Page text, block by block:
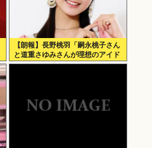
【朗報】長野桃羽「嗣永桃子さん
と道重さゆみさんが理想のアイド
ル像」